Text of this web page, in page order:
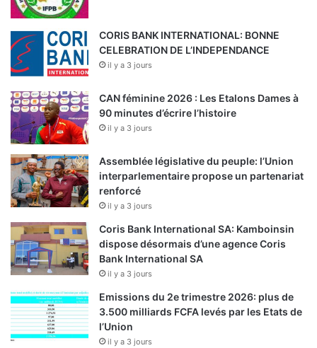
CORIS BANK INTERNATIONAL: BONNE
CELEBRATION DE L’INDEPENDANCE
il y a 3 jours
CAN féminine 2026 : Les Etalons Dames à
90 minutes d’écrire l’histoire
il y a 3 jours
Assemblée législative du peuple: l’Union
interparlementaire propose un partenariat
renforcé
il y a 3 jours
Coris Bank International SA: Kamboinsin
dispose désormais d’une agence Coris
Bank International SA
il y a 3 jours
Emissions du 2e trimestre 2026: plus de
3.500 milliards FCFA levés par les Etats de
l’Union
il y a 3 jours